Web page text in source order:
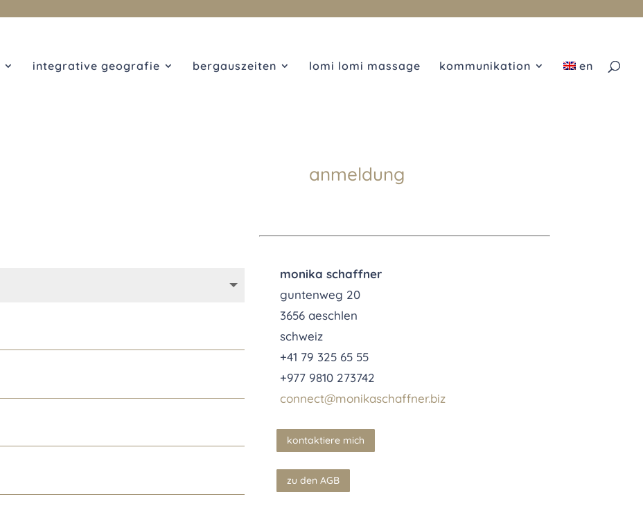
integrative geografie bergauszeiten lomi lomi massage kommunikation en
anmeldung
monika schaffner
guntenweg 20
3656 aeschlen
schweiz
+41 79 325 65 55
+977 9810 273742
connect@monikaschaffner.biz
kontaktiere mich
zu den AGB